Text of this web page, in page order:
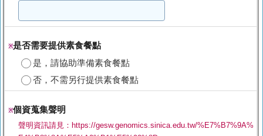
※是否需要提供素食餐點
是，請協助準備素食餐點
否，不需另行提供素食餐點
※個資蒐集聲明
聲明資訊請見：https://gesw.genomics.sinica.edu.tw/%E7%B7%9A%